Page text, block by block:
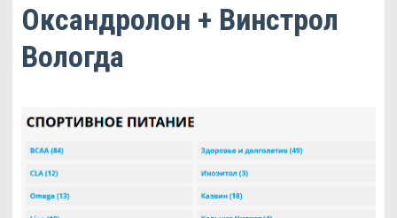
Оксандролон + Винстрол
Вологда